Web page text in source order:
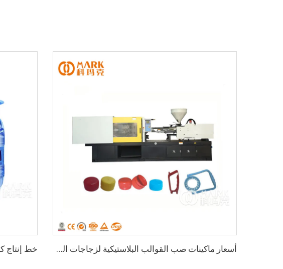
أسعار ماكينات صب القوالب البلاستيكية لزجاجات الحيوانات الأليفة